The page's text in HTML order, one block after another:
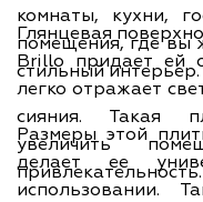
комнаты, кухни,
помещения, где вы
стильный интерьер.
Глянцевая
Brillo придает ей
легко отражает
сияния. Такая
увеличить
привлекательность.
Размеры этой
делает ее
использовании.